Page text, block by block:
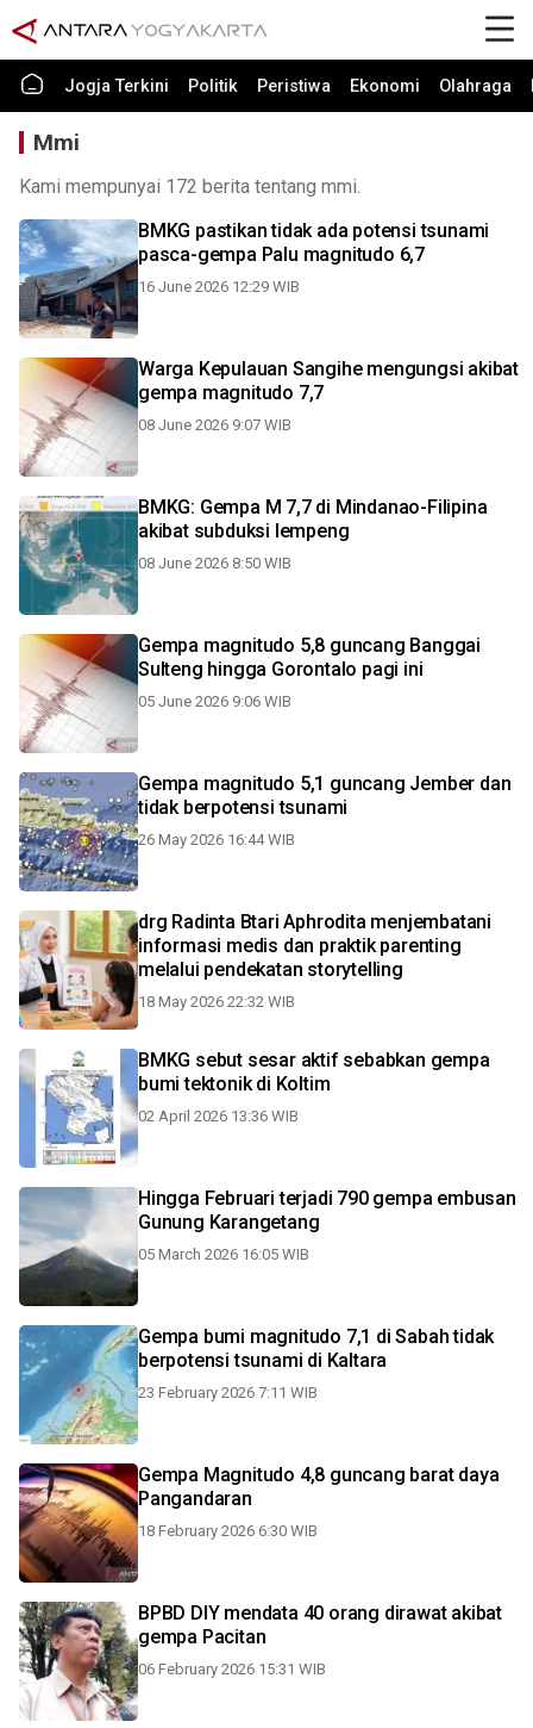
Jogja Terkini Politik Peristiwa Ekonomi Olahraga
Mmi
Kami mempunyai 172 berita tentang mmi.
BMKG pastikan tidak ada potensi tsunami
pasca-gempa Palu magnitudo 6,7
16 June 2026 12:29 WIB
Warga Kepulauan Sangihe mengungsi akibat
gempa magnitudo 7,7
08 June 2026 9:07 WIB
BMKG: Gempa M 7,7 di Mindanao-Filipina
akibat subduksi lempeng
08 June 2026 8:50 WIB
Gempa magnitudo 5,8 guncang Banggai
Sulteng hingga Gorontalo pagi ini
05 June 2026 9:06 WIB
Gempa magnitudo 5,1 guncang Jember dan
tidak berpotensi tsunami
26 May 2026 16:44 WIB
drg Radinta Btari Aphrodita menjembatani
informasi medis dan praktik parenting
melalui pendekatan storytelling
18 May 2026 22:32 WIB
BMKG sebut sesar aktif sebabkan gempa
bumi tektonik di Koltim
02 April 2026 13:36 WIB
Hingga Februari terjadi 790 gempa embusan
Gunung Karangetang
05 March 2026 16:05 WIB
Gempa bumi magnitudo 7,1 di Sabah tidak
berpotensi tsunami di Kaltara
23 February 2026 7:11 WIB
Gempa Magnitudo 4,8 guncang barat daya
Pangandaran
18 February 2026 6:30 WIB
BPBD DIY mendata 40 orang dirawat akibat
gempa Pacitan
06 February 2026 15:31 WIB